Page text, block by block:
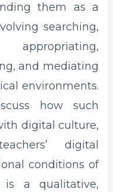
them as a
searching,
appropriating,
and mediating
environments.
how such
digital culture,
digital
conditions of
is a qualitative,